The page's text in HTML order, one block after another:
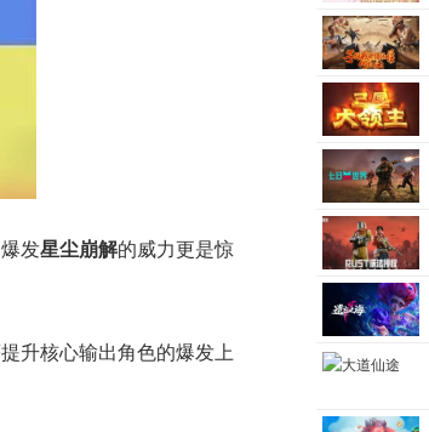
发星尘崩解的威力更是惊
升核心输出角色的爆发上